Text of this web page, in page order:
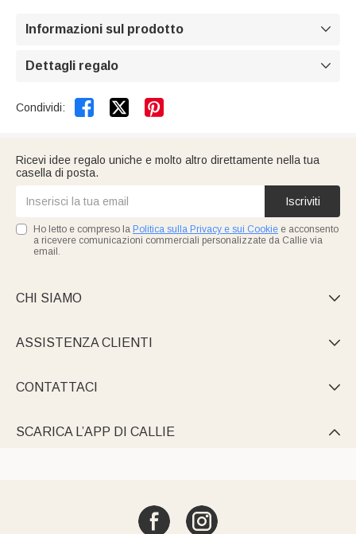
Informazioni sul prodotto 
Dettagli regalo 
Condividi:  
Ricevi idee regalo uniche e molto altro direttamente nella tua
casella di posta.
Iscriviti
Ho letto e compreso la Politica sulla Privacy e sui Cookie e acconsento
a ricevere comunicazioni commerciali personalizzate da Callie via
email.
CHI SIAMO 
ASSISTENZA CLIENTI 
CONTATTACI 
SCARICA L’APP DI CALLIE 